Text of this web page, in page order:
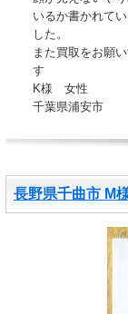
いるか書かれて
した。
また買取をお願
す
K様 女性
千葉県浦安市
長野県千曲市 M